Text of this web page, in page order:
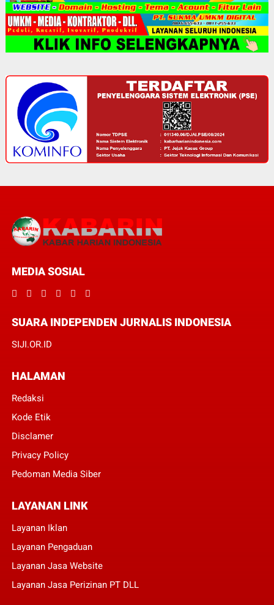
MEDIA SOSIAL
SUARA INDEPENDEN JURNALIS INDONESIA
SIJI.OR.ID
HALAMAN
Redaksi
Kode Etik
Disclamer
Privacy Policy
Pedoman Media Siber
LAYANAN LINK
Layanan Iklan
Layanan Pengaduan
Layanan Jasa Website
Layanan Jasa Perizinan PT DLL